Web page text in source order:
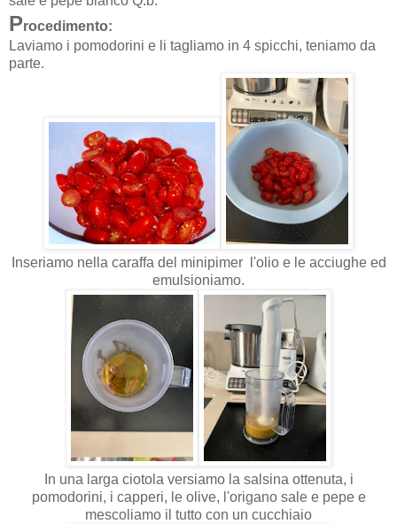
Procedimento:
Laviamo i pomodorini e li tagliamo in 4 spicchi, teniamo da
parte.
Inseriamo nella caraffa del minipimer l'olio e le acciughe ed
emulsioniamo.
In una larga ciotola versiamo la salsina ottenuta, i
pomodorini, i capperi, le olive, l'origano sale e pepe e
mescoliamo il tutto con un cucchiaio